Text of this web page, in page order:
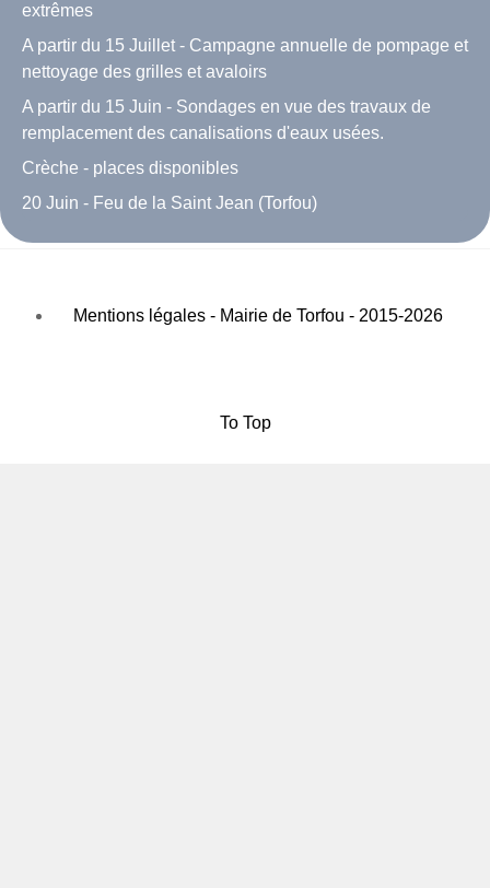
extrêmes
A partir du 15 Juillet - Campagne annuelle de pompage et
nettoyage des grilles et avaloirs
A partir du 15 Juin - Sondages en vue des travaux de
remplacement des canalisations d'eaux usées.
Crèche - places disponibles
20 Juin - Feu de la Saint Jean (Torfou)
Mentions légales - Mairie de Torfou - 2015-2026
To Top